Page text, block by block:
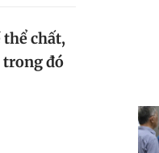
chất,
trong đó